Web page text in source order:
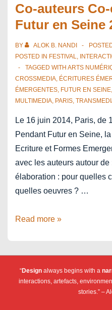
Co-auteurs
Futur en Seine
BY ALOK B. NANDI
POSTED IN FESTIVAL,
TAGGED WITH ARTS
CROSSMEDIA, ÉCRITURES
ÉMERGENTES, FUTUR EN SEINE,
MULTIMEDIA, PARIS,
Le 16 juin 2014, Paris, de
Pendant Futur en Seine,
Ecriture et Formes
avec les auteurs autour de
élaboration : pour quelles
quelles oeuvres ? …
Co-
Read more »
“Design always begins with a
interactions, artefacts,
stories.” –